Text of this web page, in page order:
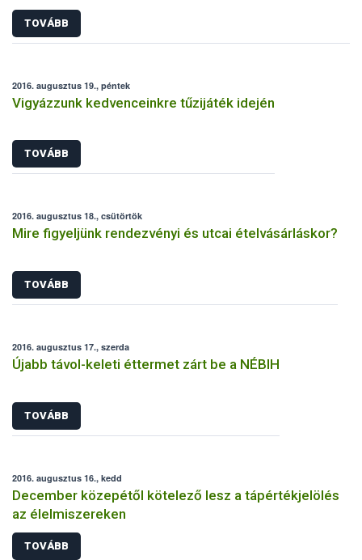
visszaszorításához
TOVÁBB
2016. augusztus 19., péntek
Vigyázzunk kedvenceinkre tűzijáték idején
TOVÁBB
2016. augusztus 18., csütörtök
Mire figyeljünk rendezvényi és utcai ételvásárláskor?
TOVÁBB
2016. augusztus 17., szerda
Újabb távol-keleti éttermet zárt be a NÉBIH
TOVÁBB
2016. augusztus 16., kedd
December közepétől kötelező lesz a tápértékjelölés
az élelmiszereken
TOVÁBB